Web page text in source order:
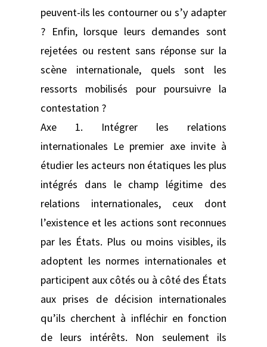
peuvent-ils les contourner ou s’y adapter
? Enfin, lorsque leurs demandes sont
rejetées ou restent sans réponse sur la
scène internationale, quels sont les
ressorts mobilisés pour poursuivre la
contestation ?
Axe 1. Intégrer les relations
internationales Le premier axe invite à
étudier les acteurs non étatiques les plus
intégrés dans le champ légitime des
relations internationales, ceux dont
l’existence et les actions sont reconnues
par les États. Plus ou moins visibles, ils
adoptent les normes internationales et
participent aux côtés ou à côté des États
aux prises de décision internationales
qu’ils cherchent à infléchir en fonction
de leurs intérêts. Non seulement ils